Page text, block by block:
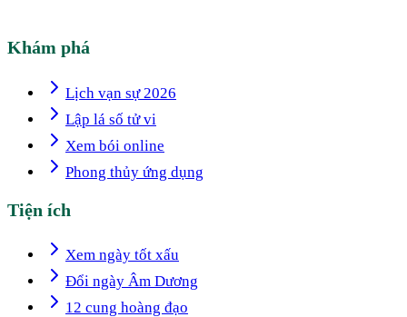
Khám phá
Lịch vạn sự 2026
Lập lá số tử vi
Xem bói online
Phong thủy ứng dụng
Tiện ích
Xem ngày tốt xấu
Đổi ngày Âm Dương
12 cung hoàng đạo